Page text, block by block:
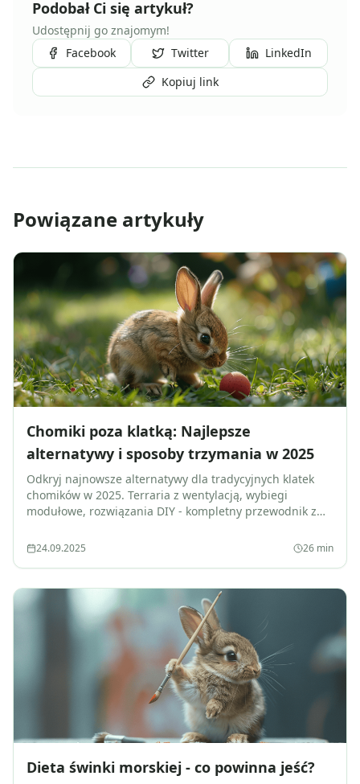
Podobał Ci się artykuł?
Udostępnij go znajomym!
Facebook
Twitter
LinkedIn
Kopiuj link
Powiązane artykuły
Chomiki poza klatką: Najlepsze
alternatywy i sposoby trzymania w 2025
Odkryj najnowsze alternatywy dla tradycyjnych klatek
chomików w 2025. Terraria z wentylacją, wybiegi
modułowe, rozwiązania DIY - kompletny przewodnik z
weterynaryjnymi.
24.09.2025 26 min
Dieta świnki morskiej - co powinna jeść?